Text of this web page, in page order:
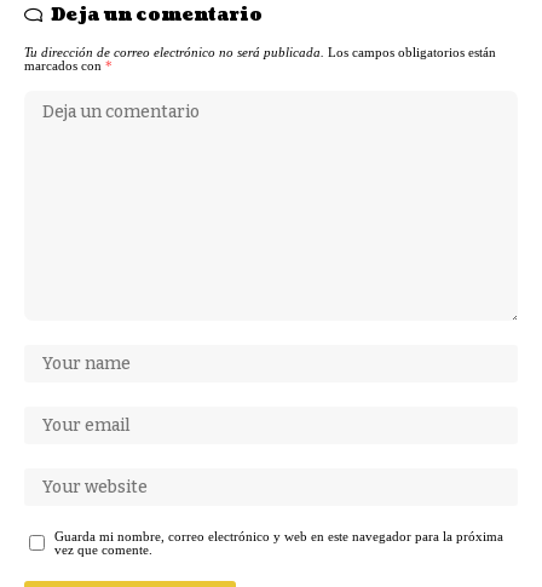
Deja un comentario
Tu dirección de correo electrónico no será publicada.
Los campos obligatorios están
marcados con *
Guarda mi nombre, correo electrónico y web en este navegador para la próxima
vez que comente.